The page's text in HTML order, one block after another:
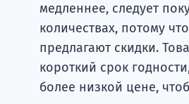
медленнее, следует
количествах, потому
предлагают скидки.
короткий срок
более низкой цене,